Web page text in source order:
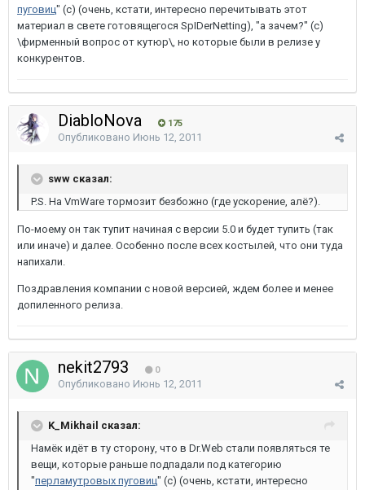
пуговиц" (с) (очень, кстати, интересно перечитывать этот
материал в свете готовящегося SpIDerNetting), "а зачем?" (с)
\фирменный вопрос от кутюр\, но которые были в релизе у
конкурентов.
DiabloNova 175
Опубликовано Июнь 12, 2011
sww сказал:
P.S. На VmWare тормозит безбожно (где ускорение, алё?).
По-моему он так тупит начиная с версии 5.0 и будет тупить (так
или иначе) и далее. Особенно после всех костылей, что они туда
напихали.
Поздравления компании с новой версией, ждем более и менее
допиленного релиза.
nekit2793 0
Опубликовано Июнь 12, 2011
K_Mikhail сказал:
Намёк идёт в ту сторону, что в Dr.Web стали появляться те
вещи, которые раньше подпадали под категорию
"перламутровых пуговиц" (с) (очень, кстати, интересно